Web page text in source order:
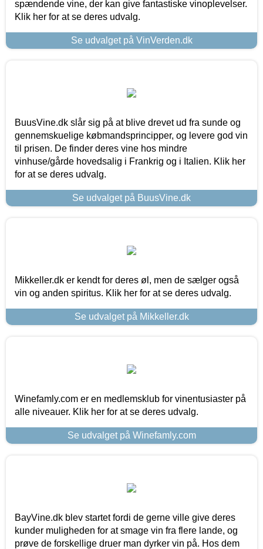
spændende vine, der kan give fantastiske vinoplevelser.
Klik her for at se deres udvalg.
Se udvalget på VinVerden.dk
BuusVine.dk slår sig på at blive drevet ud fra sunde og
gennemskuelige købmandsprincipper, og levere god vin
til prisen. De finder deres vine hos mindre
vinhuse/gårde hovedsalig i Frankrig og i Italien. Klik her
for at se deres udvalg.
Se udvalget på BuusVine.dk
Mikkeller.dk er kendt for deres øl, men de sælger også
vin og anden spiritus. Klik her for at se deres udvalg.
Se udvalget på Mikkeller.dk
Winefamly.com er en medlemsklub for vinentusiaster på
alle niveauer. Klik her for at se deres udvalg.
Se udvalget på Winefamly.com
BayVine.dk blev startet fordi de gerne ville give deres
kunder muligheden for at smage vin fra flere lande, og
prøve de forskellige druer man dyrker vin på. Hos dem